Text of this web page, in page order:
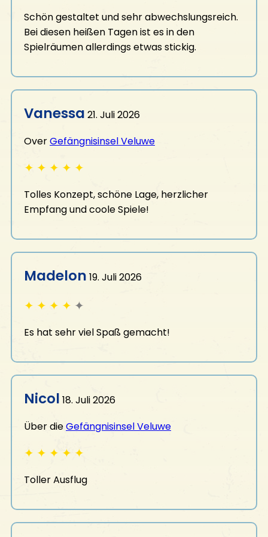
Schön gestaltet und sehr abwechslungsreich.
Bei diesen heißen Tagen ist es in den
Spielräumen allerdings etwas stickig.
Vanessa 21. Juli 2026
OverGefängnisinsel Veluwe
✦ ✦ ✦ ✦ ✦
Tolles Konzept, schöne Lage, herzlicher
Empfang und coole Spiele!
Madelon 19. Juli 2026
✦ ✦ ✦ ✦ ✦
Es hat sehr viel Spaß gemacht!
Nicol 18. Juli 2026
Über dieGefängnisinsel Veluwe
✦ ✦ ✦ ✦ ✦
Toller Ausflug